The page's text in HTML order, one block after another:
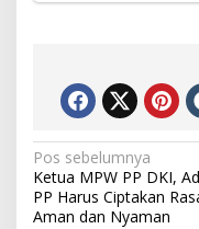
Navigasi
pos
Pos sebelumnya
Ketua MPW PP DKI,
PP Harus Ciptakan
Aman dan Nyaman